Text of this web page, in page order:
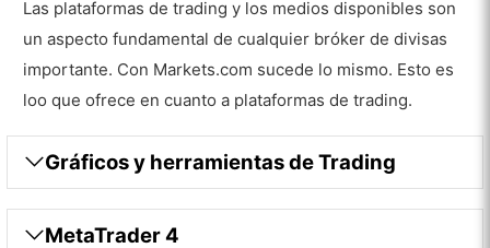
Las plataformas de trading y los medios disponibles son
un aspecto fundamental de cualquier bróker de divisas
importante. Con Markets.com sucede lo mismo. Esto es
loo que ofrece en cuanto a plataformas de trading.
Gráficos y herramientas de Trading
MetaTrader 4